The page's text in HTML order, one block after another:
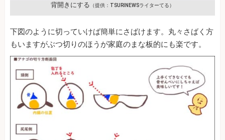
背開きにする （提供：TSURINEWSライターてる）
下図のように切っていけば簡単にさばけます。丸々さばく方
もいますがぶつ切りのほうが家庭のまな板的にも楽です。